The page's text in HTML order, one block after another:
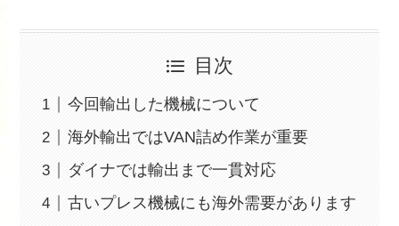
目次
今回輸出した機械について
海外輸出ではVAN詰め作業が重要
ダイナでは輸出まで一貫対応
古いプレス機械にも海外需要があります